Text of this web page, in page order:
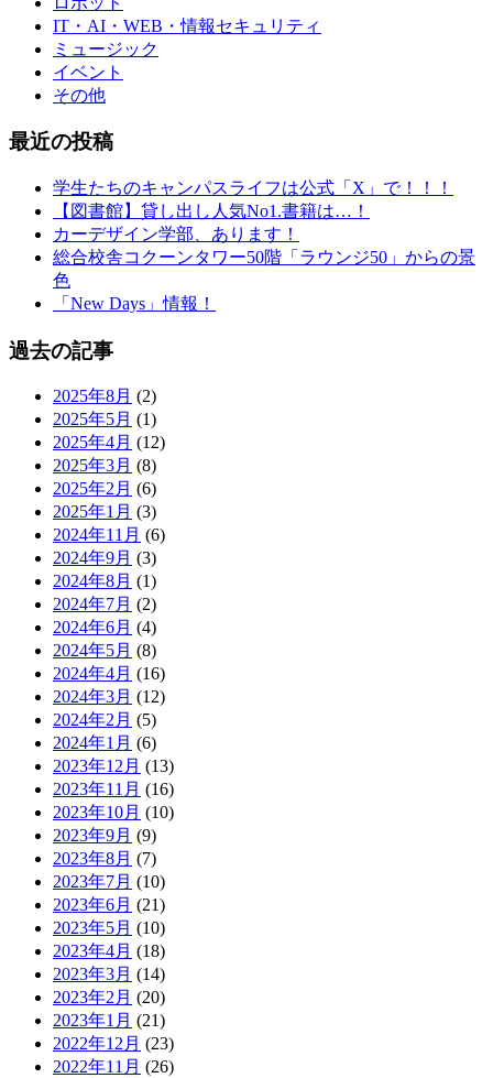
IT・AI・WEB・情報セキュリティ
ミュージック
イベント
その他
最近の投稿
学生たちのキャンパスライフは公式「X」で！！！
【図書館】貸し出し人気No1.書籍は…！
カーデザイン学部、あります！
総合校舎コクーンタワー50階「ラウンジ50」からの景
色
「New Days」情報！
過去の記事
2025年8月 (2)
2025年5月 (1)
2025年4月 (12)
2025年3月 (8)
2025年2月 (6)
2025年1月 (3)
2024年11月 (6)
2024年9月 (3)
2024年8月 (1)
2024年7月 (2)
2024年6月 (4)
2024年5月 (8)
2024年4月 (16)
2024年3月 (12)
2024年2月 (5)
2024年1月 (6)
2023年12月 (13)
2023年11月 (16)
2023年10月 (10)
2023年9月 (9)
2023年8月 (7)
2023年7月 (10)
2023年6月 (21)
2023年5月 (10)
2023年4月 (18)
2023年3月 (14)
2023年2月 (20)
2023年1月 (21)
2022年12月 (23)
2022年11月 (26)